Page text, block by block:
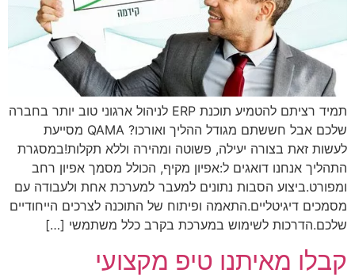
תמיד רציתם להטמיע תוכנת ERP לניהול ארגוני טוב יותר בחברה
שלכם אבל חששתם מגודל ההליך ואורכו? QAMA מסייעת
לעשות זאת בצורה יעילה, פשוטה ומהירה וללא תקלות!במסגרת
התהליך אנחנו דואגים ל:אפיון מקיף, הכולל מסמך אפיון רחב
ומפורט.ביצוע הסבות נתונים למעבר למערכת אחת ולעבודה עם
מסמכים דיגיטליים.התאמה ופיתוח של התוכנה לצרכים הייחודיים
שלכם.הדרכות לשימוש במערכת בקרב כלל משתמשי […]
קבלו מאיתנו טיפ מקצועי